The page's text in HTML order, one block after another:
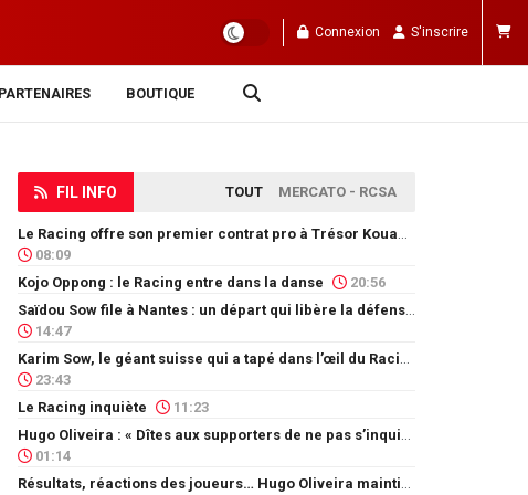
Connexion S'inscrire
BOUTIQUE
FIL INFO TOUT MERCATO - RCSA
08:09
Kojo Oppong : le Racing entre dans la danse
20:56
14:47
23:43
Le Racing inquiète
11:23
01:14